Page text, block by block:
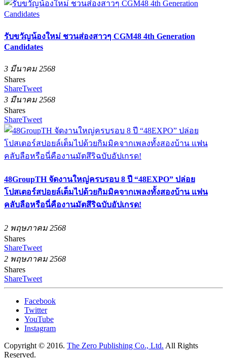
รับขวัญน้องใหม่ ชวนส่องสาวๆ CGM48 4th Generation
Candidates
3 มีนาคม 2568
Shares
ShareTweet
3 มีนาคม 2568
Shares
ShareTweet
48GroupTH จัดงานใหญ่ครบรอบ 8 ปี “48EXPO” ปล่อย
โปสเตอร์สปอยล์เต็มไปด้วยกิมมิคจากเพลงทั้งสองบ้าน แฟน
คลับลือหรือนี่คืองานมัตสึริฉบับอัปเกรด!
2 พฤษภาคม 2568
Shares
ShareTweet
2 พฤษภาคม 2568
Shares
ShareTweet
Facebook
Twitter
YouTube
Instagram
Copyright © 2016. The Zero Publishing Co., Ltd. All Rights
Reserved.